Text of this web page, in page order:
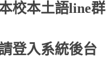
校本土語line群
登入系統後台